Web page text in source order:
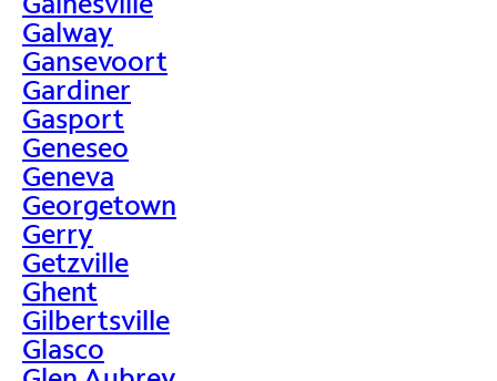
Galway
Gansevoort
Gardiner
Gasport
Geneseo
Geneva
Georgetown
Gerry
Getzville
Ghent
Gilbertsville
Glasco